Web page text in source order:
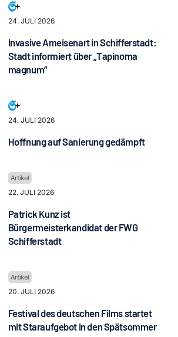
24. JULI 2026
Invasive Ameisenart in Schifferstadt:
Stadt informiert über „Tapinoma
magnum“
24. JULI 2026
Hoffnung auf Sanierung gedämpft
22. JULI 2026
Patrick Kunz ist
Bürgermeisterkandidat der FWG
Schifferstadt
20. JULI 2026
Festival des deutschen Films startet
mit Staraufgebot in den Spätsommer